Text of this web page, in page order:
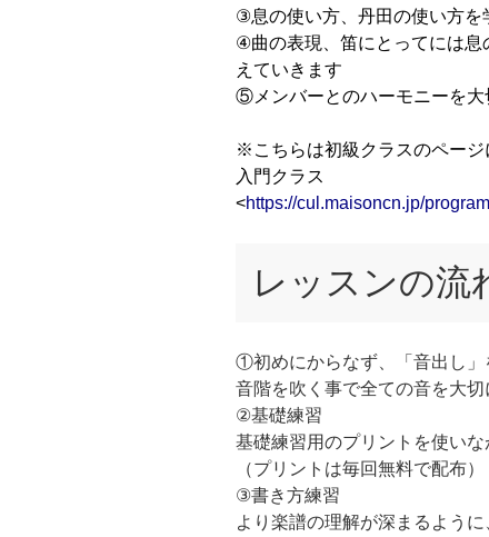
③息の使い方、丹田の使い方を
④曲の表現、笛にとってには息
えていきます
⑤メンバーとのハーモニーを大
※こちらは初級クラスのページ
入門クラス
<https://cul.maisoncn.jp/
レッスンの流
①初めにからなず、「音出し」
音階を吹く事で全ての音を大切
②基礎練習
基礎練習用のプリントを使い
（プリントは毎回無料で配布）
③書き方練習
より楽譜の理解が深まるよう